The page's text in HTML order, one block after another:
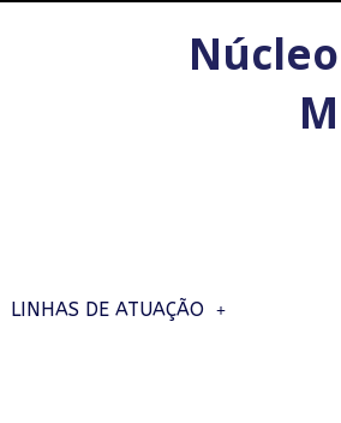
LINHAS DE ATUAÇÃO